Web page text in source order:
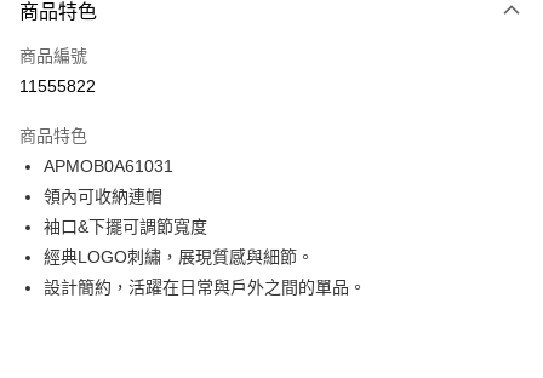
信用卡一次付款
LINE Pay
悠遊付
Google Pay
貨到付款
商品特色
商品編號
11555822
商品特色
APMOB0A61031
領內可收納連帽
袖口&下擺可調節寬度
經典LOGO刺繡，展現質感與細節。
設計簡約，活躍在日常與戶外之間的單品。